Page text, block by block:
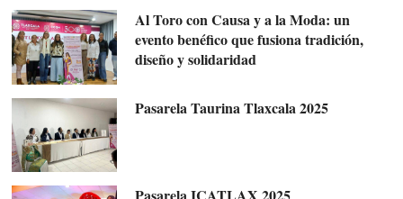
Al Toro con Causa y a la Moda: un
evento benéfico que fusiona tradición,
diseño y solidaridad
Pasarela Taurina Tlaxcala 2025